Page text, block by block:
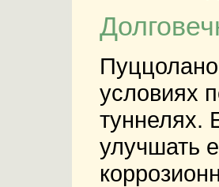
условиях
туннелях.
улучшать